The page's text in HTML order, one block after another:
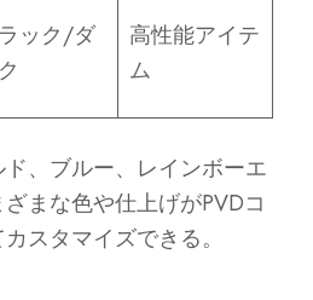
ック/ダ
高性能アイテ
ム
、ブルー、レインボーエ
まな色や仕上げがPVDコ
スタマイズできる。